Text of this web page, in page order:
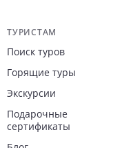
Навигация по
ТУРИСТАМ
Поиск туров
Горящие туры
Экскурсии
Подарочные
сертификаты